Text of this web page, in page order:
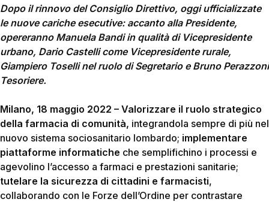
Dopo il rinnovo del Consiglio Direttivo, oggi ufficializzate
le nuove cariche esecutive: accanto alla Presidente,
opereranno Manuela Bandi in qualità di Vicepresidente
urbano, Dario Castelli come Vicepresidente rurale,
Giampiero Toselli nel ruolo di Segretario e Bruno Perazzoni
Tesoriere.
Milano, 18 maggio 2022 – Valorizzare il ruolo strategico
della farmacia di comunità, integrandola sempre di più nel
nuovo sistema sociosanitario lombardo; implementare
piattaforme informatiche che semplifichino i processi e
agevolino l’accesso a farmaci e prestazioni sanitarie;
tutelare la sicurezza di cittadini e farmacisti,
collaborando con le Forze dell’Ordine per contrastare